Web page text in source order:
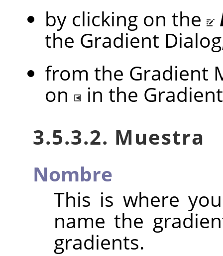
by clicking on the
the Gradient
from the Gradient
on
in the
3.5.3.2. Muestra
Nombre
This is where
name the
gradients.